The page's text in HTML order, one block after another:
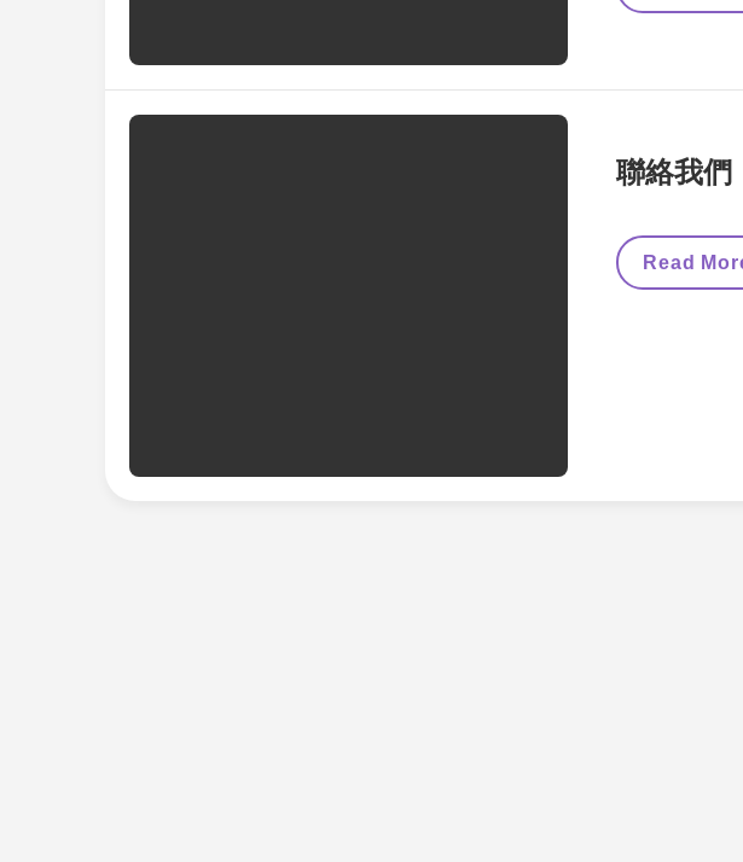
學
聯
絡
名
單
聯絡我們
聯
Read